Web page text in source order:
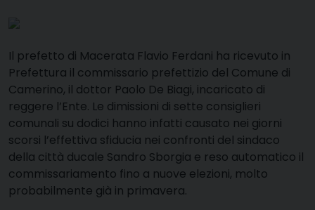
Il prefetto di Macerata Flavio Ferdani ha ricevuto in
Prefettura il commissario prefettizio del Comune di
Camerino, il dottor Paolo De Biagi, incaricato di
reggere l’Ente. Le dimissioni di sette consiglieri
comunali su dodici hanno infatti causato nei giorni
scorsi l’effettiva sfiducia nei confronti del sindaco
della città ducale Sandro Sborgia e reso automatico il
commissariamento fino a nuove elezioni, molto
probabilmente già in primavera.